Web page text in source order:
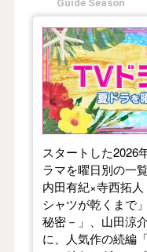
Guide Season
【2026年夏】
スタートした2026
ラマを曜日別の一
内田有紀×寺西拓
シャツが乾くまで
秘密－」、山田涼
に、人気作の続編